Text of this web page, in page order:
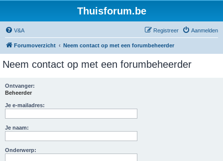
Thuisforum.be
V&A Aanmelden
Registreer
Forumoverzicht Neem contact op met een forumbeheerder
Neem contact op met een forumbeheerder
Ontvanger:
Beheerder
Je e-mailadres:
Je naam:
Onderwerp: